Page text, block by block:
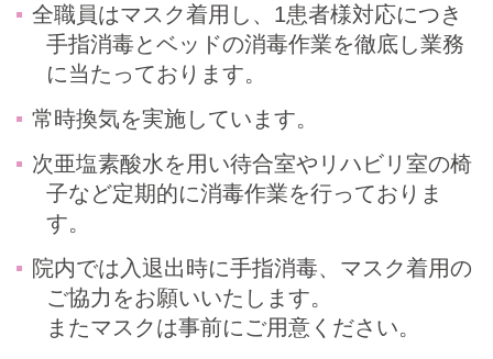
全職員はマスク着用し、1患者様対応につき
手指消毒とベッドの消毒作業を徹底し業務
に当たっております。
常時換気を実施しています。
次亜塩素酸水を用い待合室やリハビリ室の椅
子など定期的に消毒作業を行っておりま
す。
院内では入退出時に手指消毒、マスク着用の
ご協力をお願いいたします。
またマスクは事前にご用意ください。